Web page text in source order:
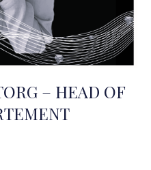
– HEAD OF